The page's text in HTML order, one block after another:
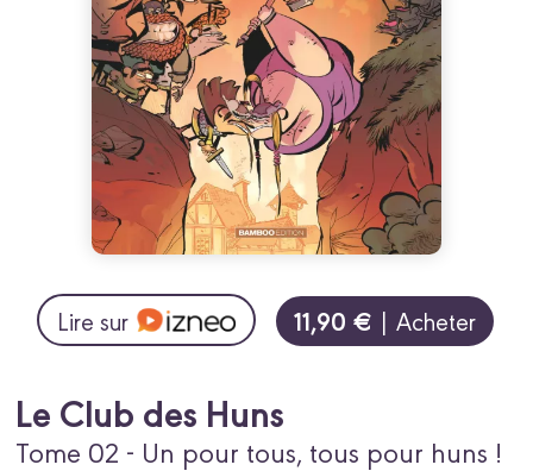
Lire sur 11,90 € | Acheter
Le Club des Huns
Tome 02 - Un pour tous, tous pour huns !